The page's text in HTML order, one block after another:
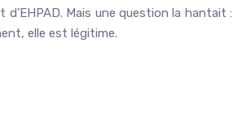
Mais une question la hantait :
elle est légitime.